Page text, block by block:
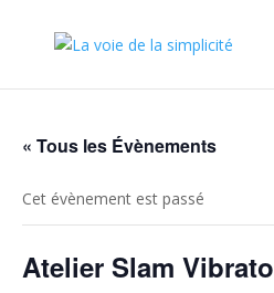
« Tous les Évènements
Cet évènement est passé
Atelier Slam